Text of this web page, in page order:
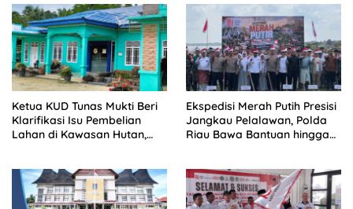
Ketua KUD Tunas Mukti Beri
Klarifikasi Isu Pembelian
Lahan di Kawasan Hutan,
Ekspedisi Merah Putih Presisi
Jangkau Pelalawan, Polda
Riau Bawa Bantuan hingga